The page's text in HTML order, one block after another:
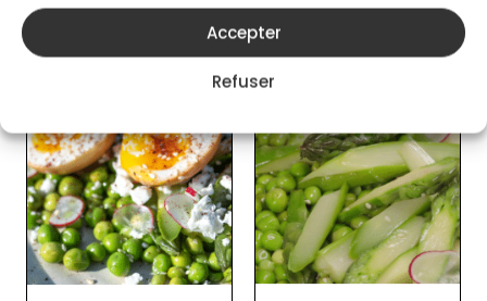
Accepter
Refuser